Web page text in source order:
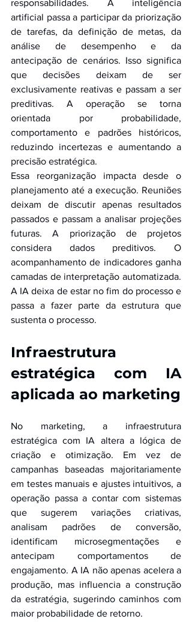
responsabilidades. A inteligência
artificial passa a participar da priorização
de tarefas, da definição de metas, da
análise de desempenho e da
antecipação de cenários. Isso significa
que decisões deixam de ser
exclusivamente reativas e passam a ser
preditivas. A operação se torna
orientada por probabilidade,
comportamento e padrões históricos,
reduzindo incertezas e aumentando a
precisão estratégica.
Essa reorganização impacta desde o
planejamento até a execução. Reuniões
deixam de discutir apenas resultados
passados e passam a analisar projeções
futuras. A priorização de projetos
considera dados preditivos. O
acompanhamento de indicadores ganha
camadas de interpretação automatizada.
A IA deixa de estar no fim do processo e
passa a fazer parte da estrutura que
sustenta o processo.
Infraestrutura
estratégica com IA
aplicada ao marketing
No marketing, a infraestrutura
estratégica com IA altera a lógica de
criação e otimização. Em vez de
campanhas baseadas majoritariamente
em testes manuais e ajustes intuitivos, a
operação passa a contar com sistemas
que sugerem variações criativas,
analisam padrões de conversão,
identificam microsegmentações e
antecipam comportamentos de
engajamento. A IA não apenas acelera a
produção, mas influencia a construção
da estratégia, sugerindo caminhos com
maior probabilidade de retorno.